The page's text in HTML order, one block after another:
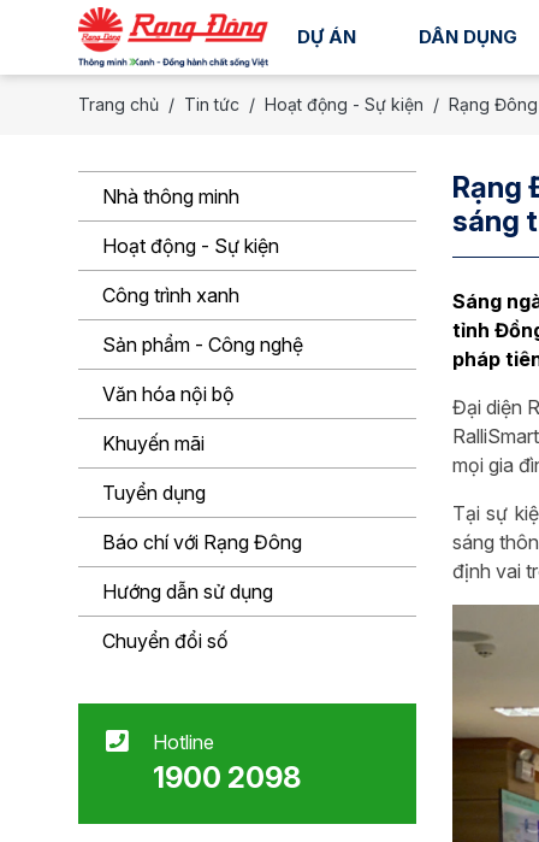
DỰ ÁN DÂN DỤNG
Trang chủ Tin tức Hoạt động - Sự kiện Rạng
Rạng
sáng
Sáng
tỉnh
pháp
Đại diện
mọi gia
Tại sự
sáng
định vai
Nhà thông minh
Hoạt động - Sự kiện
Công trình xanh
Sản phẩm - Công nghệ
Văn hóa nội bộ
Khuyến mãi
Tuyển dụng
Báo chí với Rạng Đông
Hướng dẫn sử dụng
Chuyển đổi số
Hotline
1900 2098